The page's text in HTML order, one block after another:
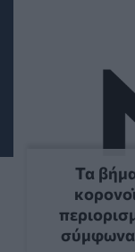
Τα
σύμφωνα